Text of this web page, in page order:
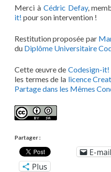
Merci à Cédric Defay,
it! pour son intervention !
Restitution proposée par
du Diplôme Universitaire
Cette œuvre de Codesign-it!
les termes de la licence
Partage dans les Mêmes
Partager :
E-mail
Plus